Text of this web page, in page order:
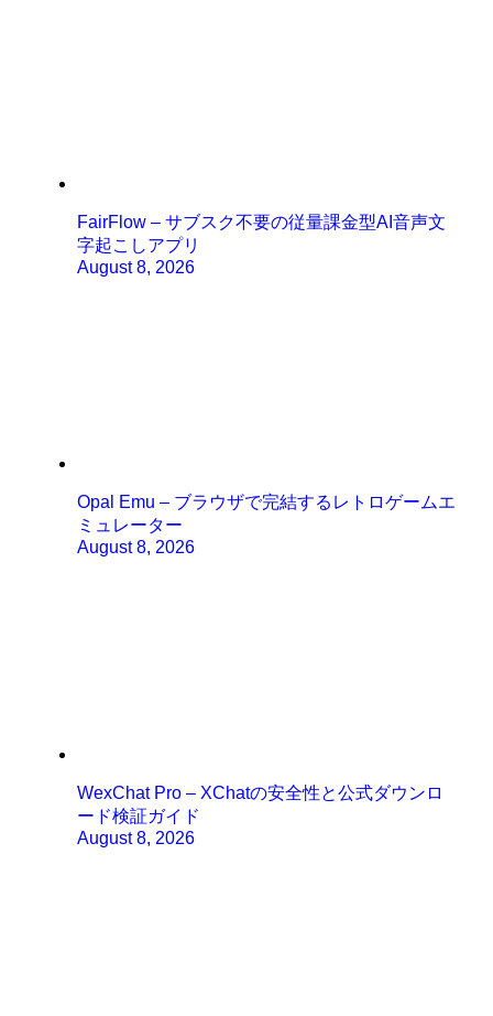
FairFlow – サブスク不要の従量課金型AI音声文
字起こしアプリ
August 8, 2026
Opal Emu – ブラウザで完結するレトロゲームエ
ミュレーター
August 8, 2026
WexChat Pro – XChatの安全性と公式ダウンロ
ード検証ガイド
August 8, 2026